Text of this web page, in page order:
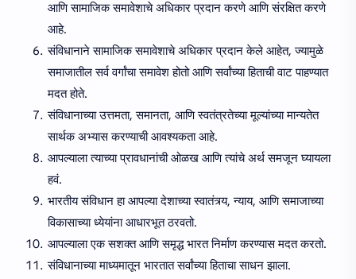
आणि सामाजिक समावेशाचे अधिकार प्रदान करणे आणि संरक्षित करणे
आहे.
संविधानाने सामाजिक समावेशाचे अधिकार प्रदान केले आहेत, ज्यामुळे
समाजातील सर्व वर्गांचा समावेश होतो आणि सर्वांच्या हिताची वाट पाहण्यात
मदत होते.
संविधानाच्या उत्तमता, समानता, आणि स्वतंत्रतेच्या मूल्यांच्या मान्यतेत
सार्थक अभ्यास करण्याची आवश्यकता आहे.
आपल्याला त्याच्या प्रावधानांची ओळख आणि त्यांचे अर्थ समजून घ्यायला
हवं.
भारतीय संविधान हा आपल्या देशाच्या स्वातंत्र्य, न्याय, आणि समाजाच्या
विकासाच्या ध्येयांना आधारभूत ठरवतो.
आपल्याला एक सशक्त आणि समृद्ध भारत निर्माण करण्यास मदत करतो.
संविधानाच्या माध्यमातून भारतात सर्वांच्या हिताचा साधन झाला.